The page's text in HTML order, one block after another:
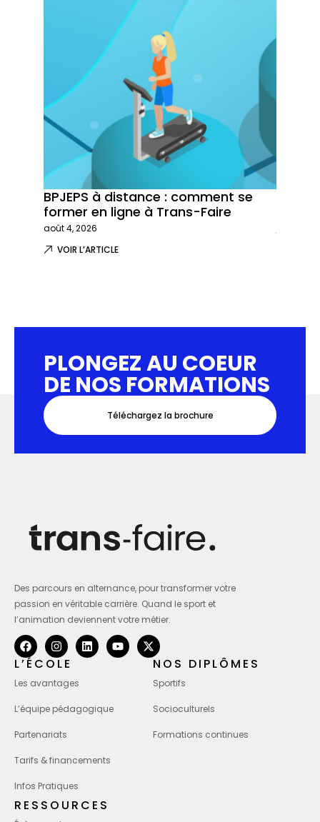
BPJEPS à distance : comment se
former en ligne à Trans-Faire
août 4, 2026
VOIR L’ARTICLE
PLONGEZ AU COEUR
DE NOS FORMATIONS
Téléchargez la brochure
Des parcours en alternance, pour transformer votre
passion en véritable carrière. Quand le sport et
l’animation deviennent votre métier.
L’ÉCOLE
Les avantages
L’équipe pédagogique
Partenariats
Tarifs & financements
Infos Pratiques
NOS DIPLÔMES
Sportifs
Socioculturels
Formations continues
RESSOURCES